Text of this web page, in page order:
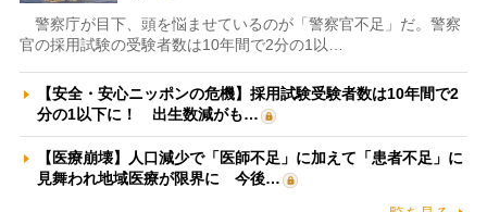
警察庁が目下、頭を悩ませているのが「警察官不足」だ。警察
官の採用試験の受験者数は10年間で2分の1以…
【安全・安心ニッポンの危機】採用試験受験者数は10年間で2
分の1以下に！ 出生数減がも…
【医療崩壊】人口減少で「医師不足」に加えて「患者不足」に
見舞われ地域医療が限界に 今後…